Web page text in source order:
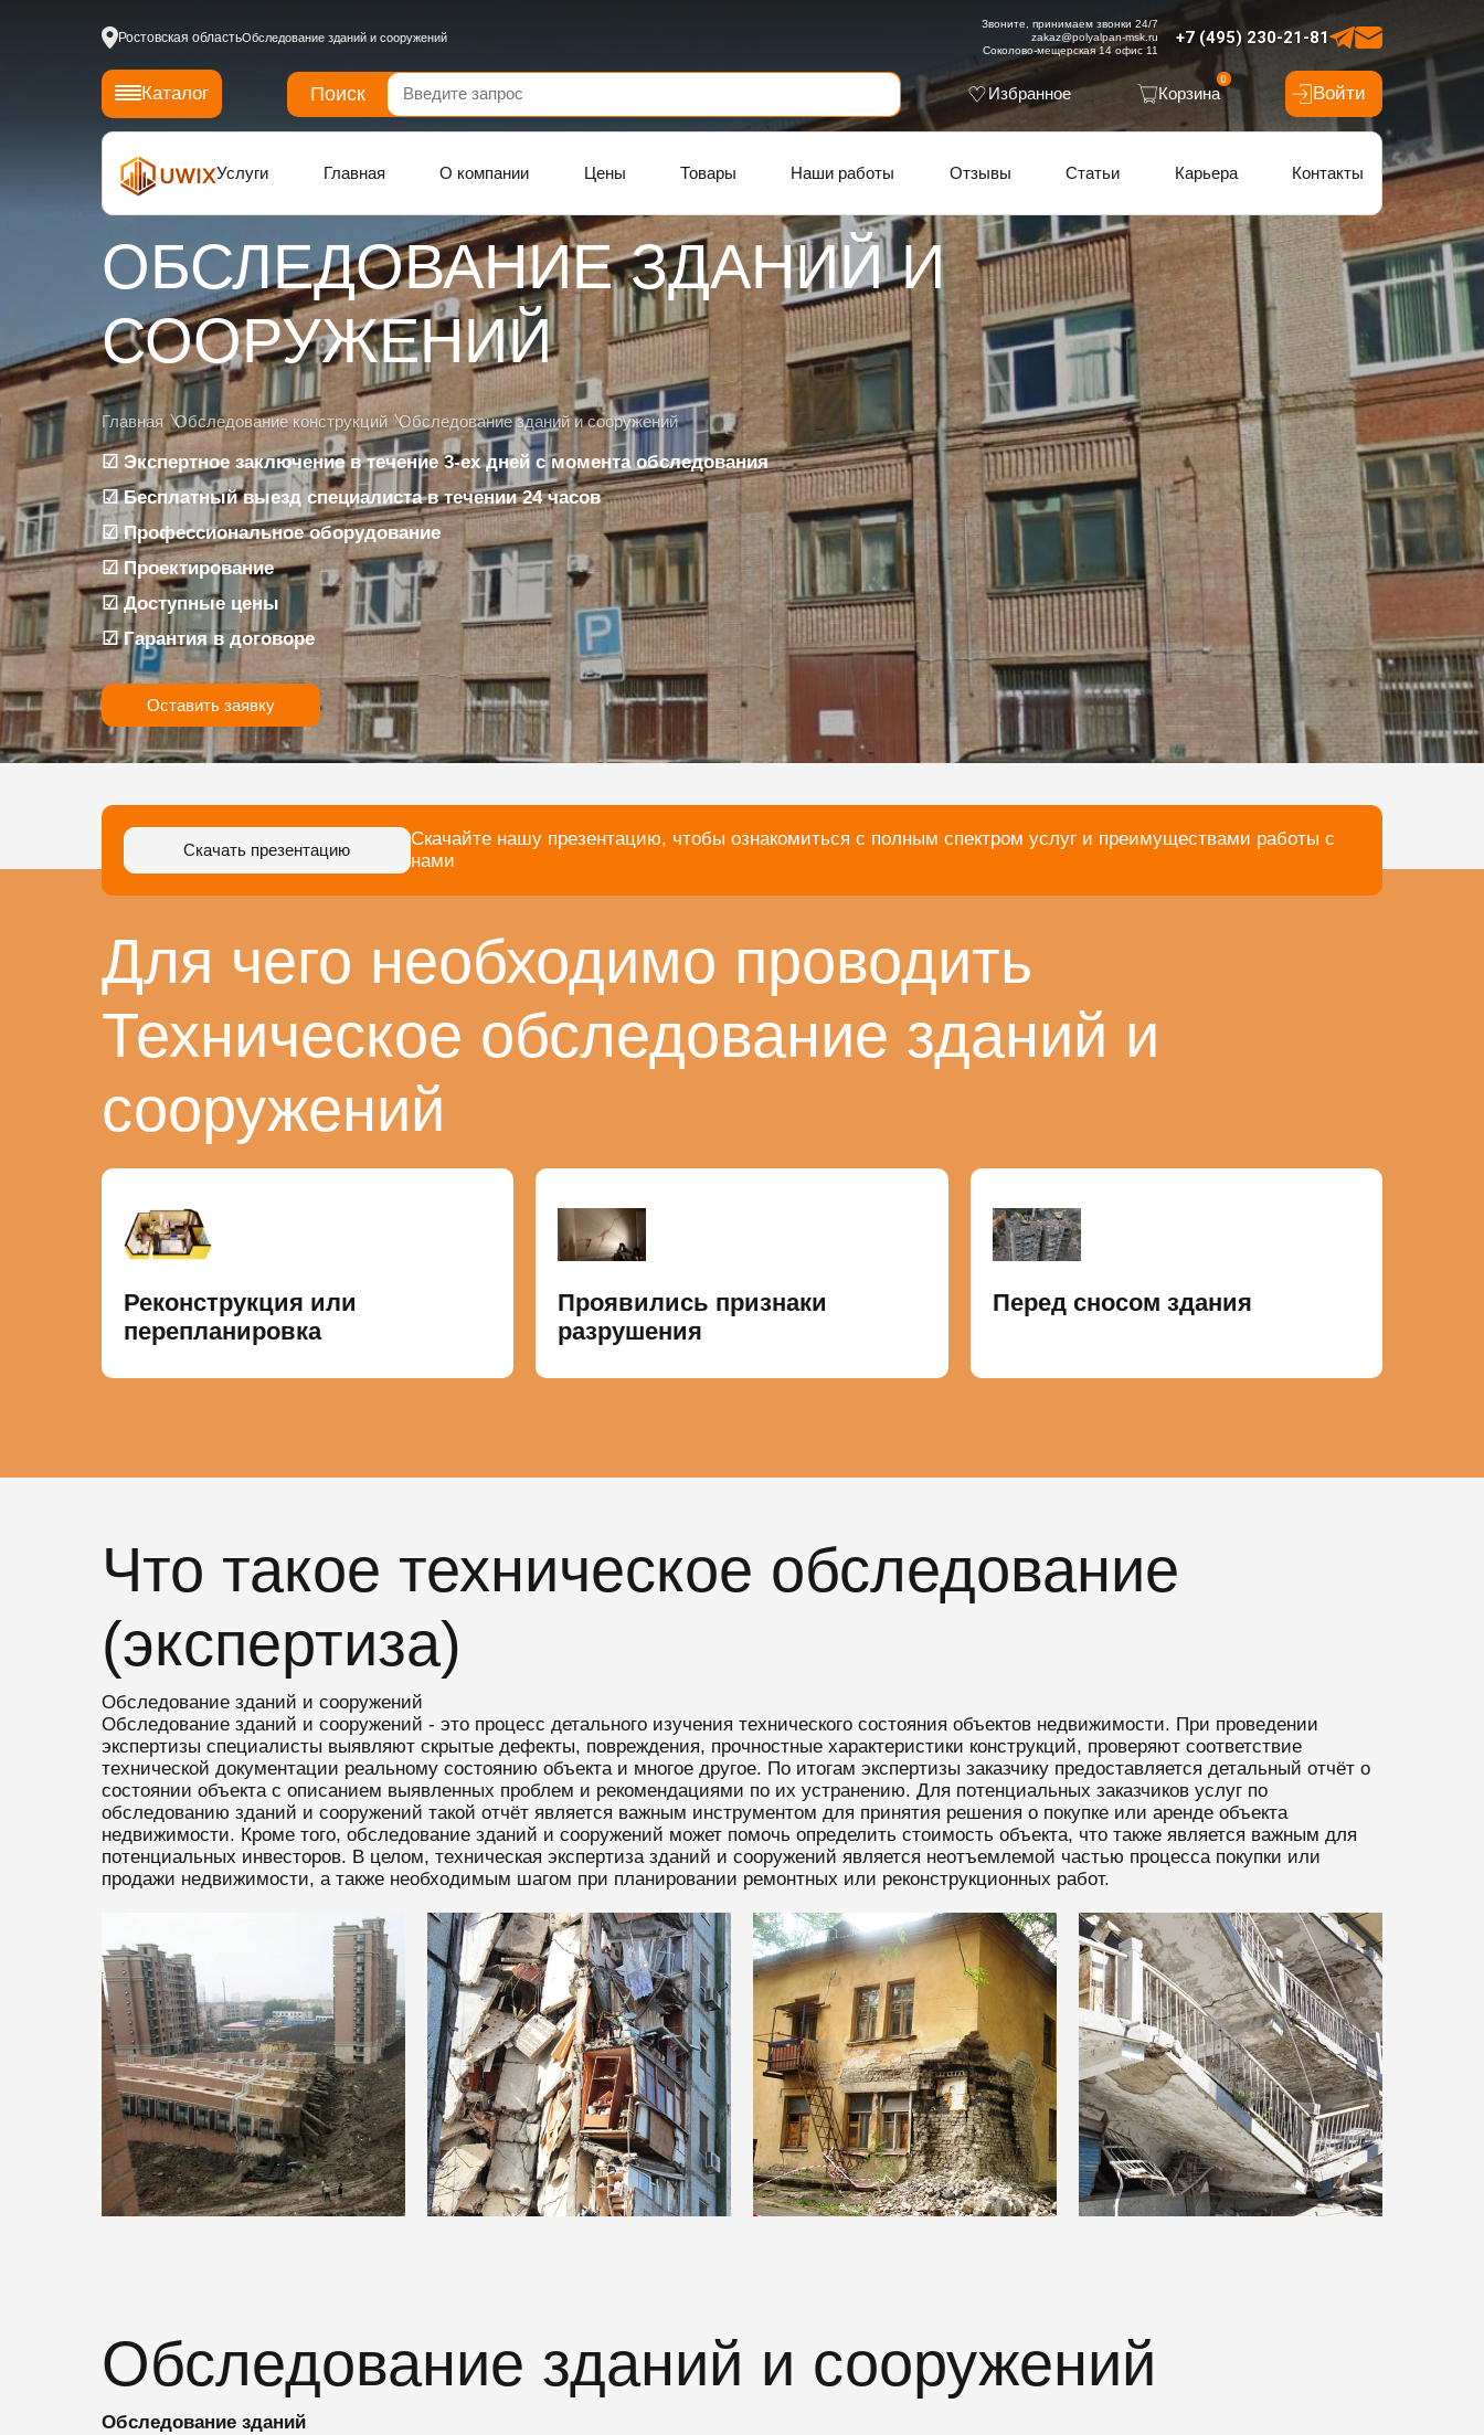
Ростовская областьОбследование зданий и сооружений +7 (495) 230-21-81
Звоните, принимаем звонки 24/7
zakaz@polyalpan-msk.ru
Соколово-мещерская 14 офис 11
Каталог Поиск Избранное Корзина
0
Войти
Услуги Главная О компании Цены Товары Наши работы Отзывы Статьи Карьера Контакты
ОБСЛЕДОВАНИЕ ЗДАНИЙ И
СООРУЖЕНИЙ
Главная Обследование конструкций Обследование зданий и сооружений
☑ Экспертное заключение в течение 3-ех дней с момента обследования
☑ Бесплатный выезд специалиста в течении 24 часов
☑ Профессиональное оборудование
☑ Проектирование
☑ Доступные цены
☑ Гарантия в договоре
Оставить заявку
Скачать презентацию
Скачайте нашу презентацию, чтобы ознакомиться с полным спектром услуг и преимуществами работы с
нами
Для чего необходимо проводить
Техническое обследование зданий и
сооружений
Реконструкция или
перепланировка
Проявились признаки
разрушения
Перед сносом здания
Что такое техническое обследование
(экспертиза)
Обследование зданий и сооружений
Обследование зданий и сооружений - это процесс детального изучения технического состояния объектов недвижимости. При проведении
экспертизы специалисты выявляют скрытые дефекты, повреждения, прочностные характеристики конструкций, проверяют соответствие
технической документации реальному состоянию объекта и многое другое. По итогам экспертизы заказчику предоставляется детальный отчёт о
состоянии объекта с описанием выявленных проблем и рекомендациями по их устранению. Для потенциальных заказчиков услуг по
обследованию зданий и сооружений такой отчёт является важным инструментом для принятия решения о покупке или аренде объекта
недвижимости. Кроме того, обследование зданий и сооружений может помочь определить стоимость объекта, что также является важным для
потенциальных инвесторов. В целом, техническая экспертиза зданий и сооружений является неотъемлемой частью процесса покупки или
продажи недвижимости, а также необходимым шагом при планировании ремонтных или реконструкционных работ.
Обследование зданий и сооружений
Обследование зданий